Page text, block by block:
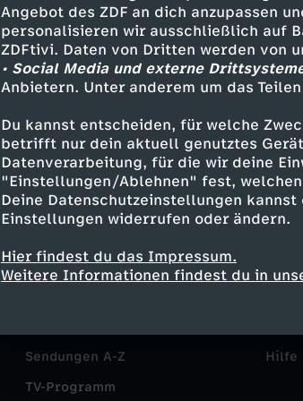
Angebot des ZDF an dich anzupassen
personalisieren wir ausschließlich auf
ZDFtivi. Daten von Dritten werden von
• Social Media und externe
Anbietern. Unter anderem um das
Du kannst entscheiden, für welche
betrifft nur dein aktuell genutztes
Datenverarbeitung, für die wir deine
"Einstellungen/Ablehnen" fest,
Deine Datenschutzeinstellungen
Einstellungen widerrufen oder ändern.
Hier findest du das Impressum.
Weitere Informationen findest du in
h
n
a
c
h
m
Mehr ZDF
Smart TV
Sendungen A-Z
TV-Programm
Hilfe